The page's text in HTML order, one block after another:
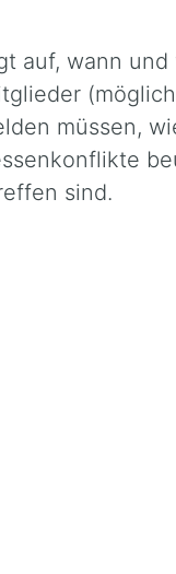
auf, wann
müssen,
sind.